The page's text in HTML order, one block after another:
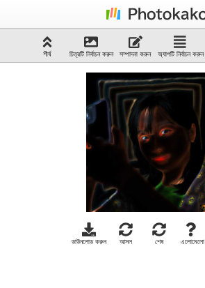
শীর্ষ চিত্রটি নির্বাচন করুন সম্পাদনা করুন অ্যাপটি নির্বাচন করুন
ডাউনলোড করুন আসল শেষ এলোমেলো